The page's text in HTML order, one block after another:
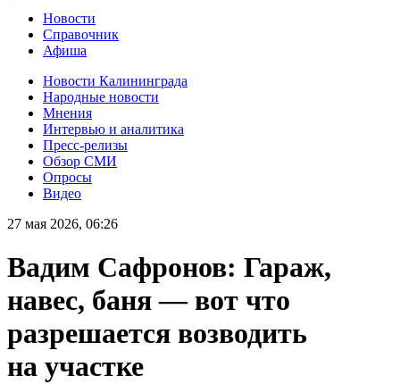
Новости
Справочник
Афиша
Новости Калининграда
Народные новости
Мнения
Интервью и аналитика
Пресс-релизы
Обзор СМИ
Опросы
Видео
27 мая 2026, 06:26
Вадим Сафронов: Гараж,
навес, баня — вот что
разрешается возводить
на участке